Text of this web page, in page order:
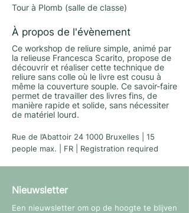
Tour à Plomb (salle de classe)
À propos de l'évènement
Ce workshop de reliure simple, animé par
la relieuse Francesca Scarito, propose de
découvrir et réaliser cette technique de
reliure sans colle où le livre est cousu à
même la couverture souple. Ce savoir-faire
permet de travailler des livres fins, de
manière rapide et solide, sans nécessiter
de matériel lourd.
Rue de l’Abattoir 24 1000 Bruxelles | 15
people max. | FR | Registration required
Nieuwsletter
Een nieuwsletter om op de hoogte te blijven